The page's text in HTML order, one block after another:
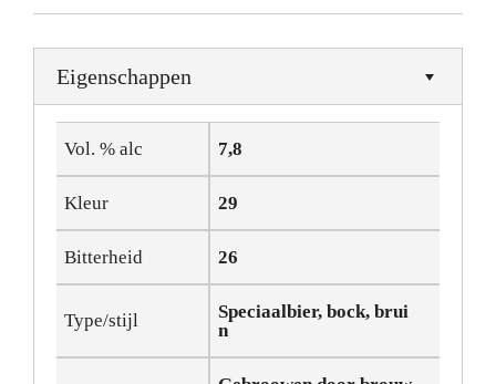
Eigenschappen
Vol. % alc 7,8
Kleur 29
Bitterheid 26
Type/stijl
Speciaalbier, bock, brui
n